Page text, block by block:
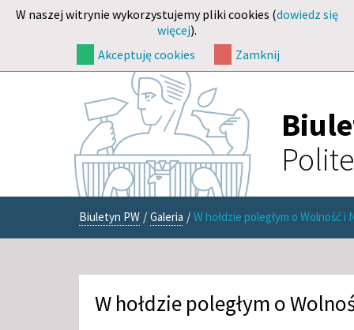
W naszej witrynie wykorzystujemy pliki cookies (dowiedz się
więcej).
Akceptuję cookies
Zamknij
Biuletyn PW / Galeria / W hołdzie poległym o Wolność i
W hołdzie poległym o